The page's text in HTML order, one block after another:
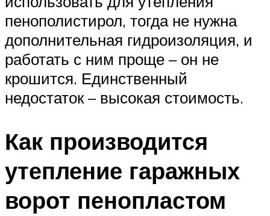
пенополистирол, тогда не нужна
дополнительная гидроизоляция, и
работать с ним проще – он не
крошится. Единственный
недостаток – высокая стоимость.
Как производится
утепление гаражных
ворот пенопластом